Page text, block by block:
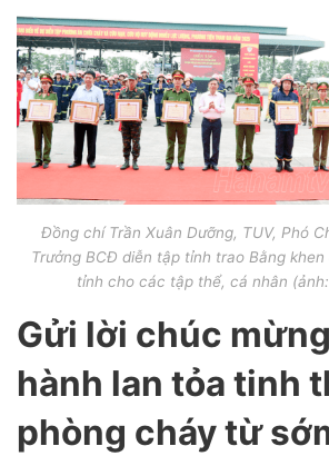
Đồng chí Trần Xuân Dưỡng, TUV, Phó
Trưởng BCĐ diễn tập tỉnh trao Bằng
tỉnh cho các tập thể, cá nhân
Gửi lời chúc
hành lan tỏa tinh
phòng cháy từ